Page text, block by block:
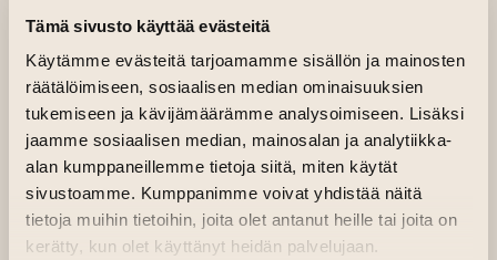
Tämä sivusto käyttää evästeitä
Käytämme evästeitä tarjoamamme sisällön ja mainosten
räätälöimiseen, sosiaalisen median ominaisuuksien
tukemiseen ja kävijämäärämme analysoimiseen. Lisäksi
jaamme sosiaalisen median, mainosalan ja analytiikka-
alan kumppaneillemme tietoja siitä, miten käytät
sivustoamme. Kumppanimme voivat yhdistää näitä
tietoja muihin tietoihin, joita olet antanut heille tai joita on
kerätty, kun olet käyttänyt heidän palvelujaan.
niksit, jotta sinun ei tarvitse kotona pähkäillä,
miten vegaanisesta ruuasta saa oikeasti
täyteläistä ja näyttävää. Tavoitteeni on, että
kotiin viemisinä on paitsi vatsa täynnä, myös se
kuuluisa ’hei, mä osaan tän!’ -fiilis. Tule mukaan
oppimaan ammattilaisen helppoja kikkoja,
nauramaan ja nauttimaan aidosti hyvästä
ruuasta!” Jenni kommentoi kurssin sisältöä.